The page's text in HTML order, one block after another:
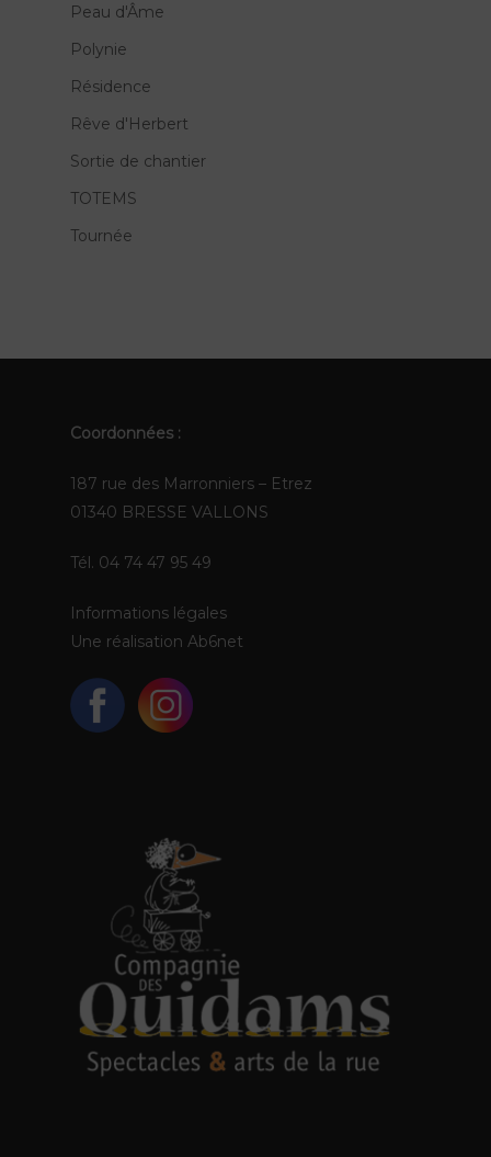
Peau d'Âme
Polynie
Résidence
Rêve d'Herbert
Sortie de chantier
TOTEMS
Tournée
Coordonnées :
187 rue des Marronniers – Etrez
01340 BRESSE VALLONS
Tél. 04 74 47 95 49
Informations légales
Une réalisation Ab6net